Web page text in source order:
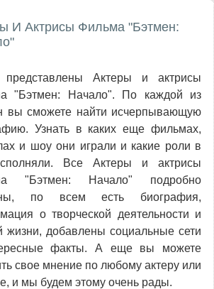
И Актрисы Фильма "Бэтмен:
представлены Актеры и актрисы
"Бэтмен: Начало". По каждой из
вы сможете найти исчерпывающую
Узнать в каких еще фильмах,
и шоу они играли и какие роли в
Все Актеры и актрисы
"Бэтмен: Начало" подробно
по всем есть биография,
о творческой деятельности и
жизни, добавлены социальные сети
факты. А еще вы можете
свое мнение по любому актеру или
и мы будем этому очень рады.